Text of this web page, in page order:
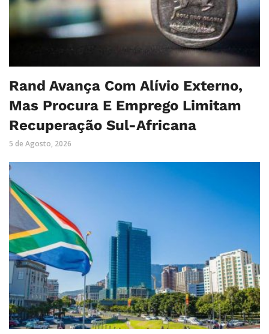
Rand Avança Com Alívio Externo,
Mas Procura E Emprego Limitam
Recuperação Sul-Africana
5 de Agosto, 2026